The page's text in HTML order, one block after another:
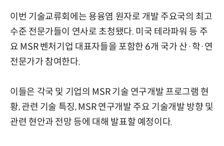
이번 기술교류회에는 용융염 원자로 개발 주요국의 최고
수준 전문가들이 연사로 초청됐다. 미국 테라파워 등 주
요 MSR 벤처기업 대표자들을 포함한 6개 국가 산·학·연
전문가가 참여한다.
이들은 각국 및 기업의 MSR 기술 연구개발 프로그램 현
황, 관련 기술 특징, MSR 연구개발 주요 기술개발 방향 및
관련 현안과 전망 등에 대해 발표할 예정이다.